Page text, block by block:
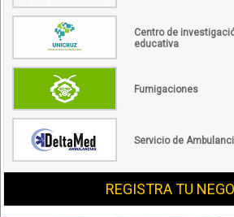
Centro de
educativa
Fumigaciones
Servicio de
REGISTRA TU